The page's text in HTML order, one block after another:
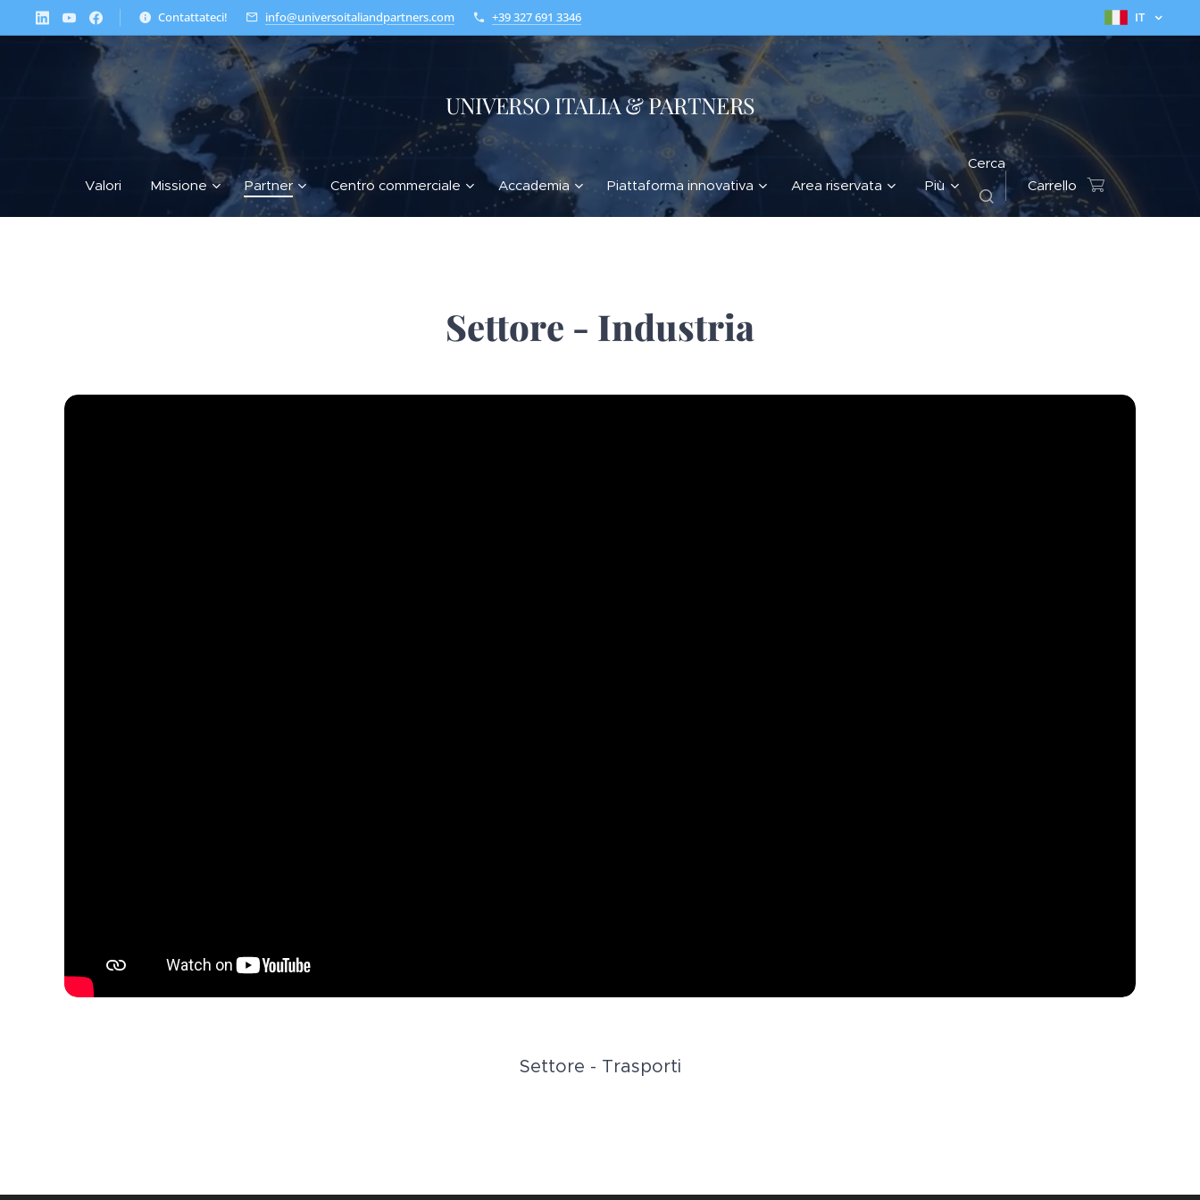
Contattateci! info@universoitaliandpartners.com +39 327 691 3346 IT
UNIVERSO ITALIA & PARTNERS
Valori Missione Partner Centro commerciale Accademia Piattaforma innovativa Area riservata Più
Cerca
Carrello
Settore - Industria
Settore - Trasporti